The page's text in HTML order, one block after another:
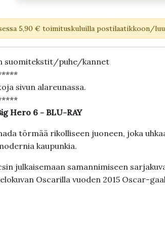
5,90 € toimituskuluilla postilaatikkoon/
suomitekstit/puhe/kannet
sivun alareunassa.
Hero 6 - BLU-RAY
törmää rikolliseen juoneen, joka
kaupunkia.
julkaisemaan samannimiseen
Oscarilla vuoden 2015 Oscar-